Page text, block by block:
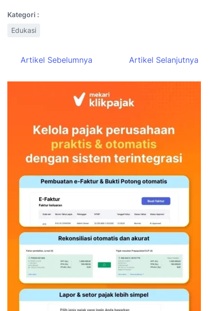
Kategori :
Edukasi
Artikel Sebelumnya Artikel Selanjutnya